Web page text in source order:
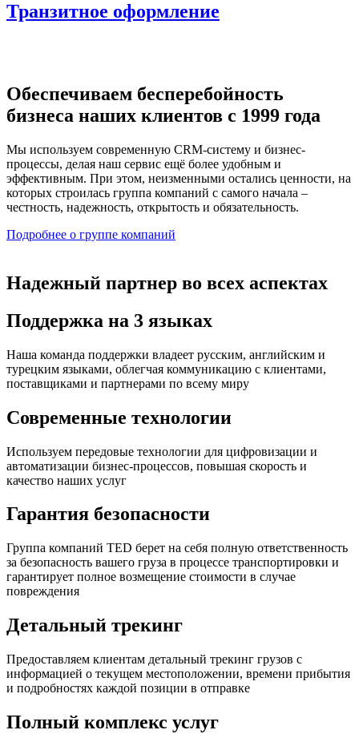
Транзитное оформление
Обеспечиваем бесперебойность
бизнеса наших клиентов с 1999 года
Мы используем современную CRM-систему и бизнес-
процессы, делая наш сервис ещё более удобным и
эффективным. При этом, неизменными остались ценности, на
которых строилась группа компаний с самого начала –
честность, надежность, открытость и обязательность.
Подробнее о группе компаний
Надежный партнер во всех аспектах
Поддержка на 3 языках
Наша команда поддержки владеет русским, английским и
турецким языками, облегчая коммуникацию с клиентами,
поставщиками и партнерами по всему миру
Современные технологии
Используем передовые технологии для цифровизации и
автоматизации бизнес-процессов, повышая скорость и
качество наших услуг
Гарантия безопасности
Группа компаний TED берет на себя полную ответственность
за безопасность вашего груза в процессе транспортировки и
гарантирует полное возмещение стоимости в случае
повреждения
Детальный трекинг
Предоставляем клиентам детальный трекинг грузов с
информацией о текущем местоположении, времени прибытия
и подробностях каждой позиции в отправке
Полный комплекс услуг